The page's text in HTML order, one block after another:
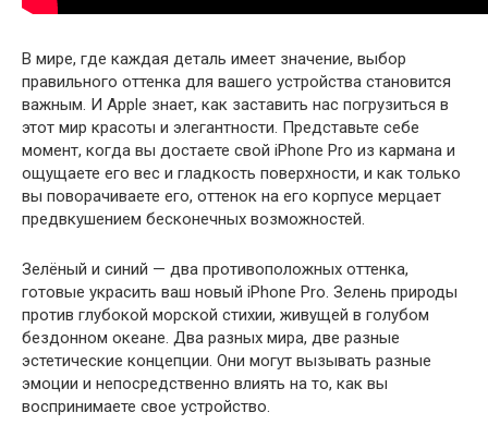
В мире, где каждая деталь имеет значение, выбор
правильного оттенка для вашего устройства становится
важным. И Apple знает, как заставить нас погрузиться в
этот мир красоты и элегантности. Представьте себе
момент, когда вы достаете свой iPhone Pro из кармана и
ощущаете его вес и гладкость поверхности, и как только
вы поворачиваете его, оттенок на его корпусе мерцает
предвкушением бесконечных возможностей.
Зелёный и синий — два противоположных оттенка,
готовые украсить ваш новый iPhone Pro. Зелень природы
против глубокой морской стихии, живущей в голубом
бездонном океане. Два разных мира, две разные
эстетические концепции. Они могут вызывать разные
эмоции и непосредственно влиять на то, как вы
воспринимаете свое устройство.